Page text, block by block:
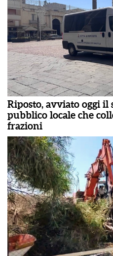
Riposto, avviato oggi
pubblico locale che
frazioni